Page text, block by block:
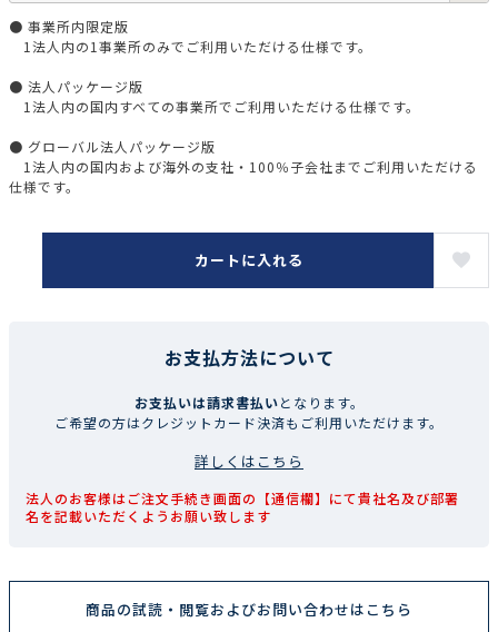
● 事業所内限定版
1法人内の1事業所のみでご利用いただける仕様です。
● 法人パッケージ版
1法人内の国内すべての事業所でご利用いただける仕様です。
● グローバル法人パッケージ版
1法人内の国内および海外の支社・100％子会社までご利用いただける
仕様です。
カートに入れる
お支払方法について
お支払いは請求書払いとなります。
ご希望の方はクレジットカード決済もご利用いただけます。
詳しくはこちら
法人のお客様はご注文手続き画面の【通信欄】にて貴社名及び部署
名を記載いただくようお願い致します
商品の試読・閲覧およびお問い合わせはこちら